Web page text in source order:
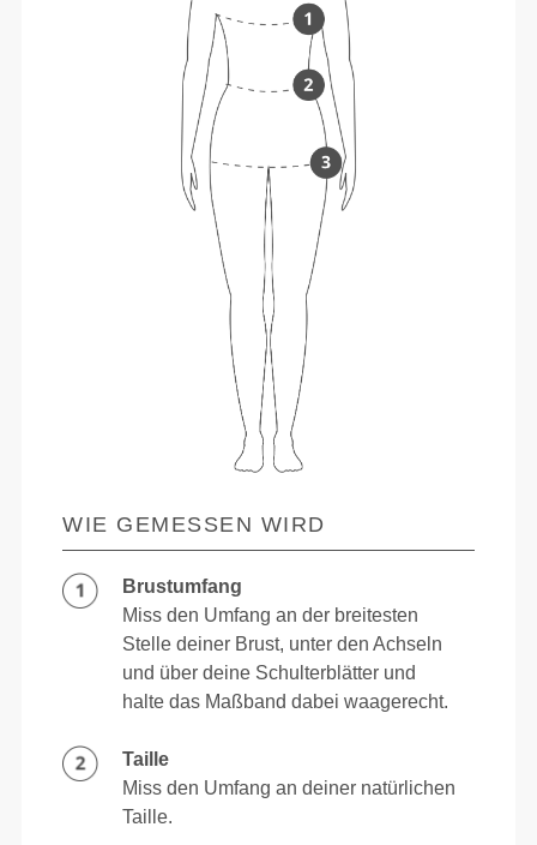
WIE GEMESSEN WIRD
Brustumfang
Miss den Umfang an der breitesten
Stelle deiner Brust, unter den Achseln
und über deine Schulterblätter und
halte das Maßband dabei waagerecht.
Taille
Miss den Umfang an deiner natürlichen
Taille.